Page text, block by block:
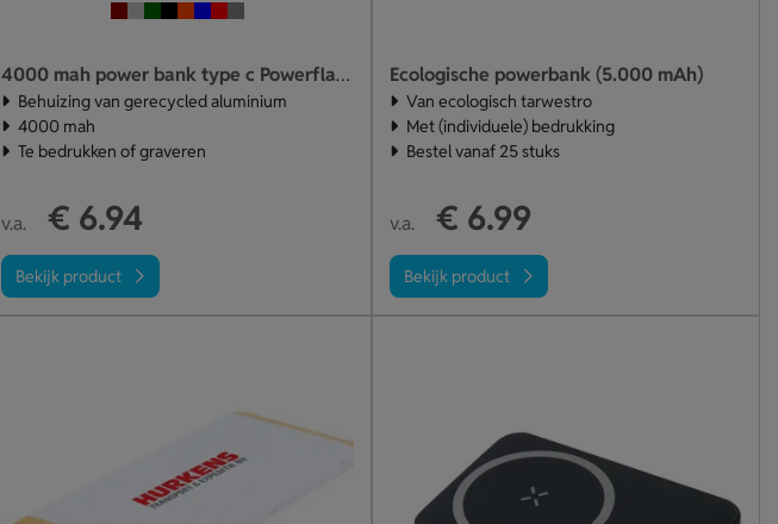
4000 mah power bank type c Powerflat c
Behuizing van gerecycled aluminium
4000 mah
Te bedrukken of graveren
v.a. € 6.94
Bekijk product
Ecologische powerbank (5.000 mAh)
Van ecologisch tarwestro
Met (individuele) bedrukking
Bestel vanaf 25 stuks
v.a. € 6.99
Bekijk product